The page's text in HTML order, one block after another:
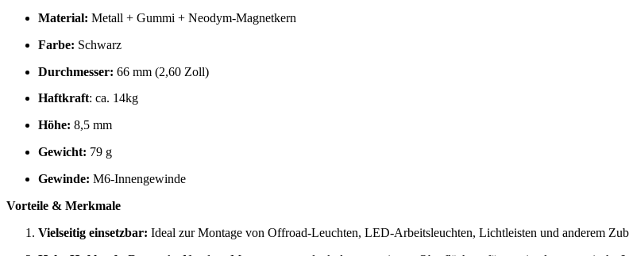
Material: Metall + Gummi + Neodym-Magnetkern
Farbe: Schwarz
Durchmesser: 66 mm (2,60 Zoll)
Haftkraft: ca. 14kg
Höhe: 8,5 mm
Gewicht: 79 g
Gewinde: M6-Innengewinde
Vorteile & Merkmale
Vielseitig einsetzbar: Ideal zur Montage von Offroad-Leuchten, LED-Arbeitsleuchten, Lichtleisten und anderem